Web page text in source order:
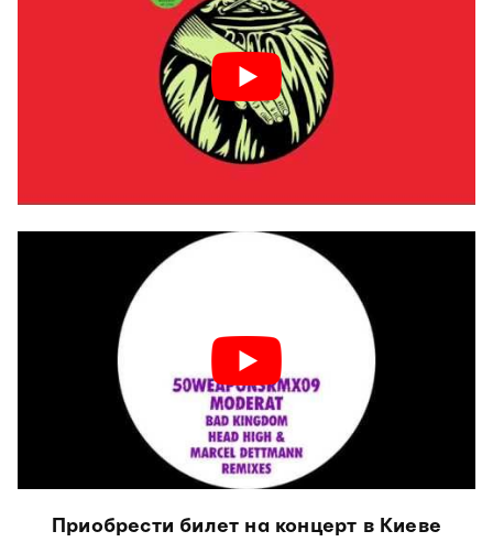
Приобрести билет на концерт в Киеве